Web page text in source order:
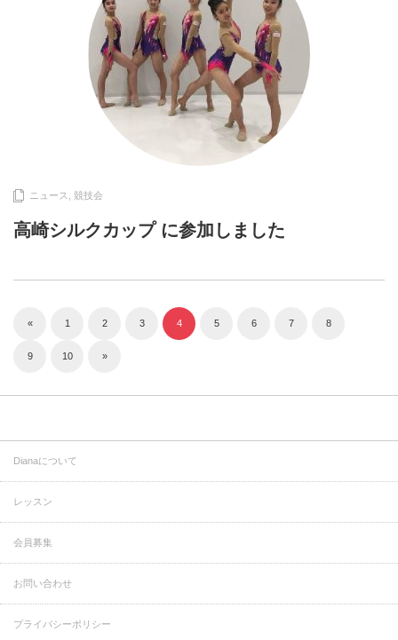
ニュース 競技会
高崎シルクカップ に参加しました
« 1 2 3 4 5 6 7 8
9 10 »
Dianaについて
レッスン
会員募集
お問い合わせ
プライバシーポリシー